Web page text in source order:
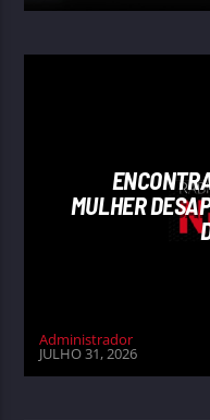
MULHER
Administrador
JULHO 31, 2026